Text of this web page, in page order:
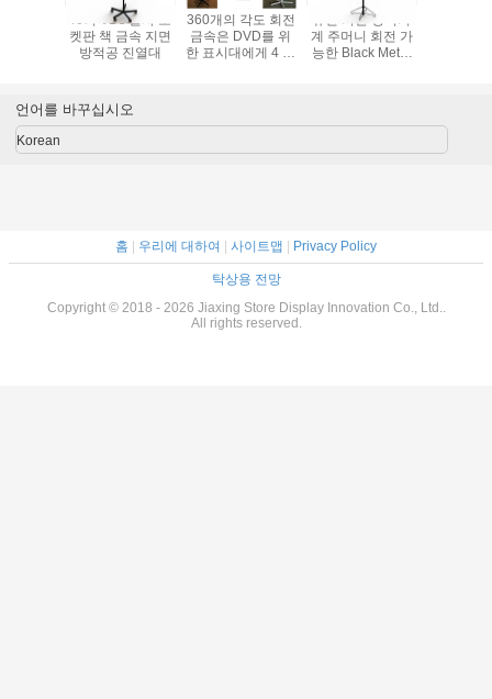
40의 VDs 철사 포
켓판 책 금속 지면
방적공 진열대
360개의 각도 회전
금속은 DVD를 위
한 표시대에게 4 면
유선 기반 방적기
계 주머니 회전 가
능한 Black Metal
언어를 바꾸십시오
Korean
홈 | 우리에 대하여 | 사이트맵 | Privacy Policy
탁상용 전망
Copyright © 2018 - 2026 Jiaxing Store Display Innovation Co., Ltd..
All rights reserved.